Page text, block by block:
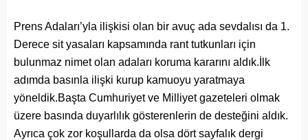
Prens Adaları’yla ilişkisi olan bir avuç ada sevdalısı da 1.
Derece sit yasaları kapsamında rant tutkunları için
bulunmaz nimet olan adaları koruma kararını aldık.İlk
adımda basınla ilişki kurup kamuoyu yaratmaya
yöneldik.Başta Cumhuriyet ve Milliyet gazeteleri olmak
üzere basında duyarlılık gösterenlerin de desteğini aldık.
Ayrıca çok zor koşullarda da olsa dört sayfalık dergi